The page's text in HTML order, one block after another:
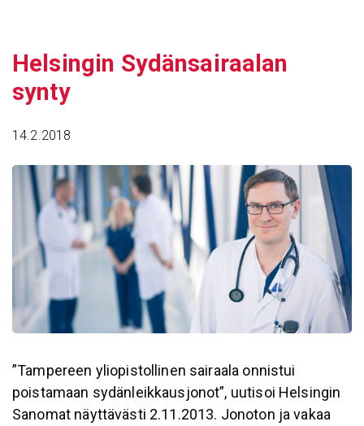
Helsingin Sydän­sai­raalan
synty
14.2.2018
”Tampereen yliopistollinen sairaala onnistui
poistamaan sydänleikkausjonot”, uutisoi Helsingin
Sanomat näyttävästi 2.11.2013. Jonoton ja vakaa